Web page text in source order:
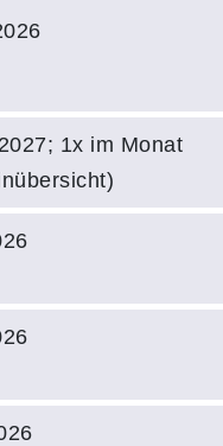
1x im Monat